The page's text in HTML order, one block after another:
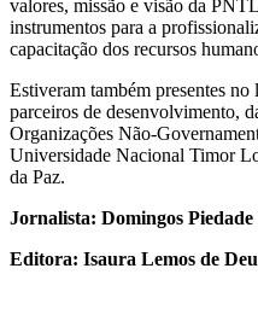
valores, missão e visão da
instrumentos para a
capacitação dos recursos
Estiveram também presentes no
parceiros de desenvolvimento,
Organizações Não-
Universidade Nacional Timor
da Paz.
Jornalista: Domingos Piedade
Editora: Isaura Lemos de